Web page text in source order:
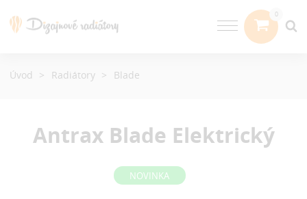
Antrax Blade Elektrický
NOVINKA
Úvod Radiátory Blade